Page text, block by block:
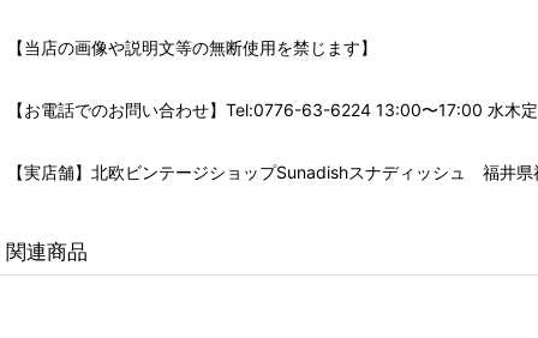
【当店の画像や説明文等の無断使用を禁じます】
【お電話でのお問い合わせ】Tel:0776-63-6224 13:00〜17:00 水木
【実店舗】北欧ビンテージショップSunadishスナディッシュ 福井
関連商品